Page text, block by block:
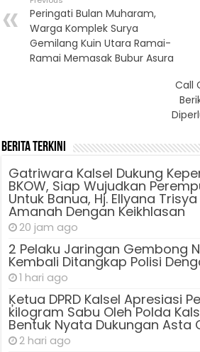
Peringati Bulan Muharam,
Warga Komplek Surya
Gemilang Kuin Utara Ramai-
Ramai Memasak Bubur Asura
Call
Berita Terkini
Gatriwara Kalsel Dukung
BKOW, Siap Wujudkan
Untuk Banua, Hj. Ellyana
Amanah Dengan Keikhlasan
20 jam ago
2 Pelaku Jaringan Gembong
Kembali Ditangkap Polisi
1 hari ago
Ķetua DPRD Kalsel Apresiasi
kilogram Sabu Oleh Polda
Bentuk Nyata Dukungan Asta
2 hari ago